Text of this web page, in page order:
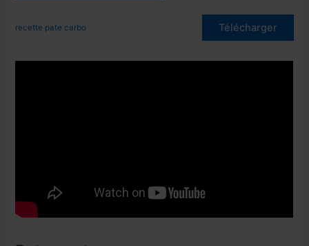
recette pate carbo Télécharger